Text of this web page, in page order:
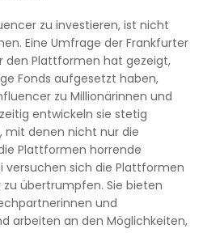
zu investieren, ist nicht
Eine Umfrage der Frankfurter
den Plattformen hat gezeigt,
Fonds aufgesetzt haben,
zu Millionärinnen und
entwickeln sie stetig
denen nicht nur die
Plattformen horrende
versuchen sich die Plattformen
übertrumpfen. Sie bieten
und
arbeiten an den Möglichkeiten,